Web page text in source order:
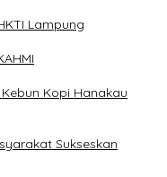
Lampung
Kopi Hanakau
Sukseskan